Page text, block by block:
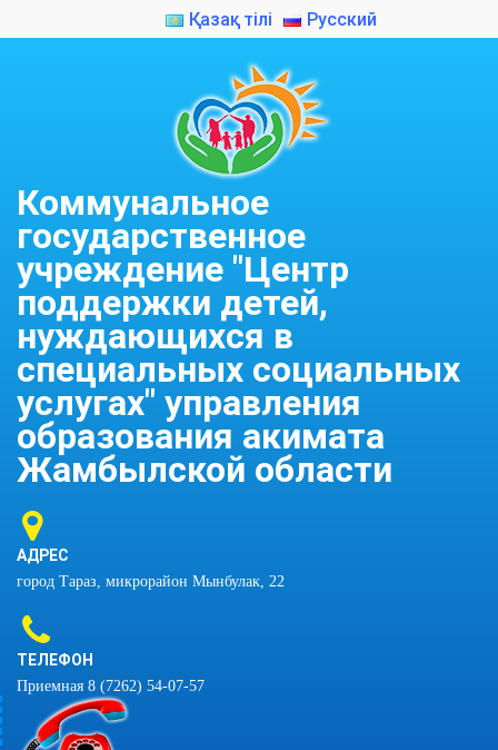
Қазақ тілі Русский
Коммунальное
государственное
учреждение "Центр
поддержки детей,
нуждающихся в
специальных социальных
услугах" управления
образования акимата
Жамбылской области
АДРЕС
город Тараз, микрорайон Мынбулак, 22
ТЕЛЕФОН
Приемная 8 (7262) 54-07-57